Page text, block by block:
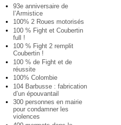
93e anniversaire de
l’Armistice
100% 2 Roues motorisés
100 % Fight et Coubertin
full !
100 % Fight 2 remplit
Coubertin !
100 % de Fight et de
réussite
100% Colombie
104 Barbusse : fabrication
d’un épouvantail
300 personnes en mairie
pour condamner les
violences